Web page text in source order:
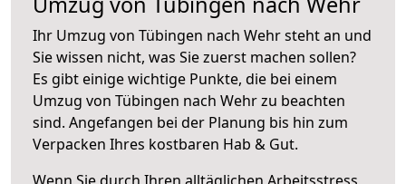
Ihr Umzug von Tübingen nach Wehr steht an und
Sie wissen nicht, was Sie zuerst machen sollen?
Es gibt einige wichtige Punkte, die bei einem
Umzug von Tübingen nach Wehr zu beachten
sind. Angefangen bei der Planung bis hin zum
Verpacken Ihres kostbaren Hab & Gut.